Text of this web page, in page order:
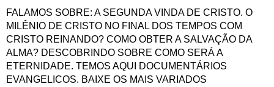
FALAMOS SOBRE: A SEGUNDA VINDA DE CRISTO. O
MILÊNIO DE CRISTO NO FINAL DOS TEMPOS COM
CRISTO REINANDO? COMO OBTER A SALVAÇÃO DA
ALMA? DESCOBRINDO SOBRE COMO SERÁ A
ETERNIDADE. TEMOS AQUI DOCUMENTÁRIOS
EVANGELICOS. BAIXE OS MAIS VARIADOS